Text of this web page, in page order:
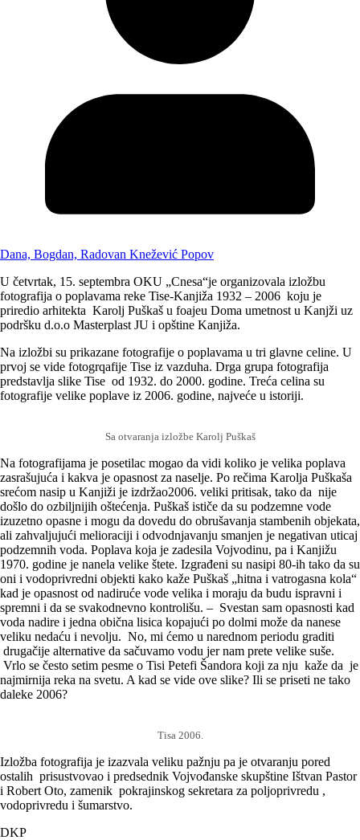
Dana, Bogdan, Radovan Knežević Popov
U četvrtak, 15. septembra OKU „Cnesa“je organizovala izložbu
fotografija o poplavama reke Tise-Kanjiža 1932 – 2006 koju je
priredio arhitekta Karolj Puškaš u foajeu Doma umetnost u Kanjži uz
podršku d.o.o Masterplast JU i opštine Kanjiža.
Na izložbi su prikazane fotografije o poplavama u tri glavne celine. U
prvoj se vide fotogrqafije Tise iz vazduha. Drga grupa fotografija
predstavlja slike Tise od 1932. do 2000. godine. Treća celina su
fotografije velike poplave iz 2006. godine, najveće u istoriji.
Sa otvaranja izložbe Karolj Puškaš
Na fotografijama je posetilac mogao da vidi koliko je velika poplava
zasrašujuća i kakva je opasnost za naselje. Po rečima Karolja Puškaša
srećom nasip u Kanjiži je izdržao2006. veliki pritisak, tako da nije
došlo do ozbiljnijih oštećenja. Puškaš ističe da su podzemne vode
izuzetno opasne i mogu da dovedu do obrušavanja stambenih objekata,
ali zahvaljujući melioraciji i odvodnjavanju smanjen je negativan uticaj
podzemnih voda. Poplava koja je zadesila Vojvodinu, pa i Kanjižu
1970. godine je nanela velike štete. Izgrađeni su nasipi 80-ih tako da su
oni i vodoprivredni objekti kako kaže Puškaš „hitna i vatrogasna kola“
kad je opasnost od nadiruće vode velika i moraju da budu ispravni i
spremni i da se svakodnevno kontrolišu. – Svestan sam opasnosti kad
voda nadire i jedna obična lisica kopajući po dolmi može da nanese
veliku nedaću i nevolju. No, mi ćemo u narednom periodu graditi
drugačije alternative da sačuvamo vodu jer nam prete velike suše.
Vrlo se često setim pesme o Tisi Petefi Šandora koji za nju kaže da je
najmirnija reka na svetu. A kad se vide ove slike? Ili se priseti ne tako
daleke 2006?
Tisa 2006.
Izložba fotografija je izazvala veliku pažnju pa je otvaranju pored
ostalih prisustvovao i predsednik Vojvođanske skupštine Ištvan Pastor
i Robert Oto, zamenik pokrajinskog sekretara za poljoprivredu ,
vodoprivredu i šumarstvo.
DKP